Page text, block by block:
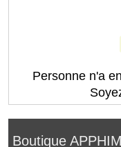
Boutique APPHIM
Personne n'a